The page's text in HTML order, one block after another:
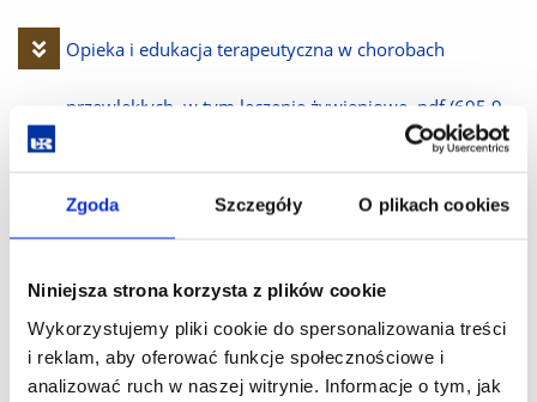
Zgoda Szczegóły O plikach cookies
Niniejsza strona korzysta z plików cookie
Wykorzystujemy pliki cookie do spersonalizowania treści
i reklam, aby oferować funkcje społecznościowe i
analizować ruch w naszej witrynie. Informacje o tym, jak
Pobierz
plik
Opieka i edukacja terapeutyczna w chorobach
przewlekłych, w tym leczenie żywieniowe..pdf (695.9
Pobierz
plik
Opieka i edukacja terapeutyczna w chorobach
przewlekłych, w tym niewydolność krążenia i
zaburzenia rytmu, nadciśnienie tętnicze.pdf (839.2 KiB)